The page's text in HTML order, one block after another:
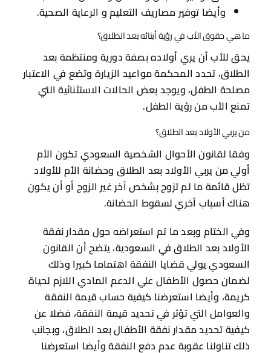
وفي الختام وبعد ما تم استعراضه حول مقدار نفقة
الأولاد بعد الطلاق في السعودية، يتضح أن القانون
السعودي يولي قضايا النفقة اهتماما كبيرا وذلك
لضمان حصول الأطفال علي الدعم المادي اللازم لحياة
كريمة، وأيضا استعرضنا كيفية حساب قيمة النفقة
والعوامل التي تؤثر في تحديد قيمة النفقة، فضلا عن
كيفية تحديد مقدار نفقة الأطفال بعد الطلاق، وبجانب
ذلك تناولنا عقوبة عدم دفع النفقة وأيضا استعرضنا
حالات سقوط النفقة عن الأولاد.